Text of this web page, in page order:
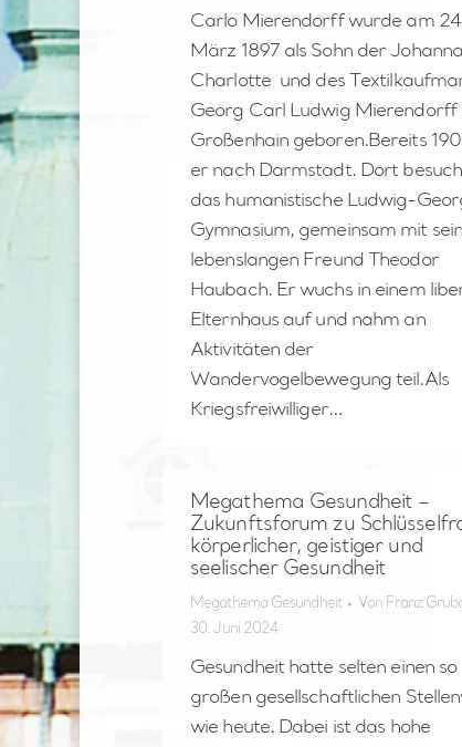
Carlo Mierendorff wurde am
März 1897 als Sohn der Johanna
Charlotte und des
Georg Carl Ludwig Mierendorff
Großenhain geboren.Bereits
er nach Darmstadt. Dort
das humanistische Ludwig-
Gymnasium, gemeinsam mit
lebenslangen Freund Theodor
Haubach. Er wuchs in einem
Elternhaus auf und nahm an
Aktivitäten der
Wandervogelbewegung teil.Als
Kriegsfreiwilliger…
Megathema Gesundheit –
Zukunftsforum zu
körperlicher, geistiger und
seelischer Gesundheit
Megathema Gesundheit Von Franz
30. Juni 2024
Gesundheit hatte selten einen so
großen gesellschaftlichen
wie heute. Dabei ist das hohe